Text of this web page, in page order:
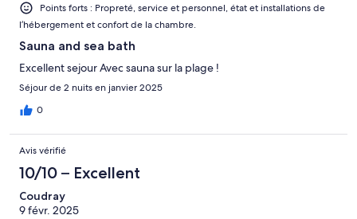
Points forts : Propreté, service et personnel, état et installations de
l’hébergement et confort de la chambre.
Sauna and sea bath
Excellent sejour Avec sauna sur la plage !
Séjour de 2 nuits en janvier 2025
0
Avis vérifié
10/10 – Excellent
Coudray
9 févr. 2025